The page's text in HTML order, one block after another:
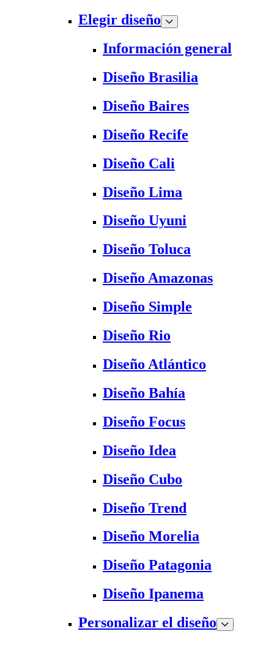
Elegir diseño
Información general
Diseño Brasilia
Diseño Baires
Diseño Recife
Diseño Cali
Diseño Lima
Diseño Uyuni
Diseño Toluca
Diseño Amazonas
Diseño Simple
Diseño Rio
Diseño Atlántico
Diseño Bahía
Diseño Focus
Diseño Idea
Diseño Cubo
Diseño Trend
Diseño Morelia
Diseño Patagonia
Diseño Ipanema
Personalizar el diseño